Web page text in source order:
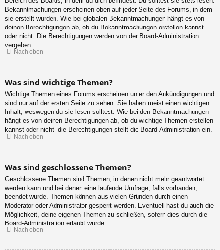
Bekanntmachungen erscheinen oben auf jeder Seite des Forums, in dem
sie erstellt wurden. Wie bei globalen Bekanntmachungen hängt es von
deinen Berechtigungen ab, ob du Bekanntmachungen erstellen kannst
oder nicht. Die Berechtigungen werden von der Board-Administration
vergeben.
Nach oben
Was sind wichtige Themen?
Wichtige Themen eines Forums erscheinen unter den Ankündigungen und
sind nur auf der ersten Seite zu sehen. Sie haben meist einen wichtigen
Inhalt, weswegen du sie lesen solltest. Wie bei den Bekanntmachungen
hängt es von deinen Berechtigungen ab, ob du wichtige Themen erstellen
kannst oder nicht; die Berechtigungen stellt die Board-Administration ein.
Nach oben
Was sind geschlossene Themen?
Geschlossene Themen sind Themen, in denen nicht mehr geantwortet
werden kann und bei denen eine laufende Umfrage, falls vorhanden,
beendet wurde. Themen können aus vielen Gründen durch einen
Moderator oder Administrator gesperrt werden. Eventuell hast du auch die
Möglichkeit, deine eigenen Themen zu schließen, sofern dies durch die
Board-Administration erlaubt wurde.
Nach oben